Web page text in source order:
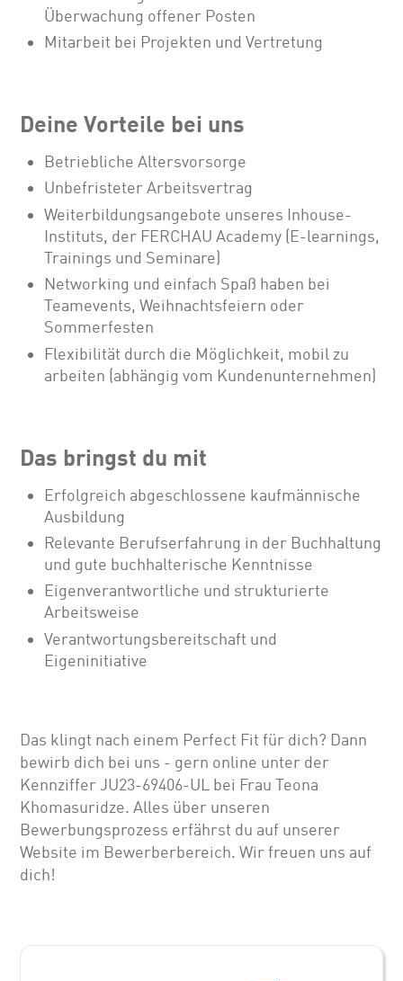
Überwachung offener Posten
Mitarbeit bei Projekten und Vertretung
Deine Vorteile bei uns
Betriebliche Altersvorsorge
Unbefristeter Arbeitsvertrag
Weiterbildungsangebote unseres Inhouse-
Instituts, der FERCHAU Academy (E-learnings,
Trainings und Seminare)
Networking und einfach Spaß haben bei
Teamevents, Weihnachtsfeiern oder
Sommerfesten
Flexibilität durch die Möglichkeit, mobil zu
arbeiten (abhängig vom Kundenunternehmen)
Das bringst du mit
Erfolgreich abgeschlossene kaufmännische
Ausbildung
Relevante Berufserfahrung in der Buchhaltung
und gute buchhalterische Kenntnisse
Eigenverantwortliche und strukturierte
Arbeitsweise
Verantwortungsbereitschaft und
Eigeninitiative
Das klingt nach einem Perfect Fit für dich? Dann
bewirb dich bei uns - gern online unter der
Kennziffer JU23-69406-UL bei Frau Teona
Khomasuridze. Alles über unseren
Bewerbungsprozess erfährst du auf unserer
Website im Bewerberbereich. Wir freuen uns auf
dich!